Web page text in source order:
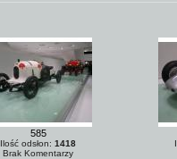
585
Ilość odsłon: 1418
Brak Komentarzy